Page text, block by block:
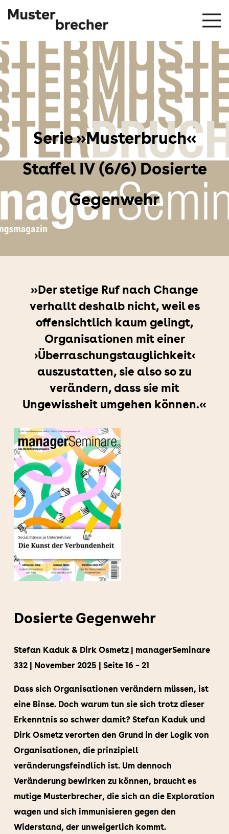
Serie »Musterbruch«
Staffel IV (6/6) Dosierte
Gegenwehr
»Der stetige Ruf nach Change
verhallt deshalb nicht, weil es
offensichtlich kaum gelingt,
Organisationen mit einer
›Überraschungstauglichkeit‹
auszustatten, sie also so zu
verändern, dass sie mit
Ungewissheit umgehen können.«
Dosierte Gegenwehr
Stefan Kaduk & Dirk Osmetz | managerSeminare
332 | November 2025 | Seite 16 – 21
Dass sich Organisationen verändern müssen, ist
eine Binse. Doch warum tun sie sich trotz dieser
Erkenntnis so schwer damit? Stefan Kaduk und
Dirk Osmetz verorten den Grund in der Logik von
Organisationen, die prinzipiell
veränderungsfeindlich ist. Um dennoch
Veränderung bewirken zu können, braucht es
mutige Musterbrecher, die sich an die Exploration
wagen und sich immunisieren gegen den
Widerstand, der unweigerlich kommt.